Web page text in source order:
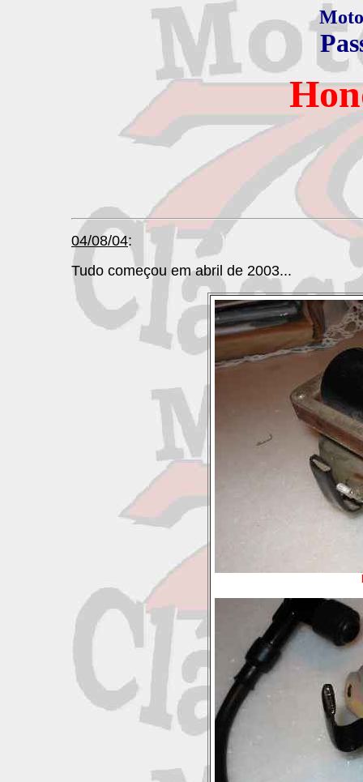
Atualizado
04/08/04:
Tudo começou em abril de 2003...